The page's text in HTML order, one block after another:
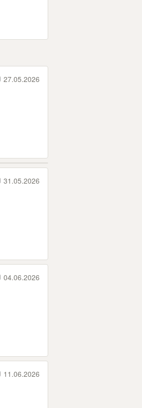
27.05.2026
31.05.2026
04.06.2026
11.06.2026